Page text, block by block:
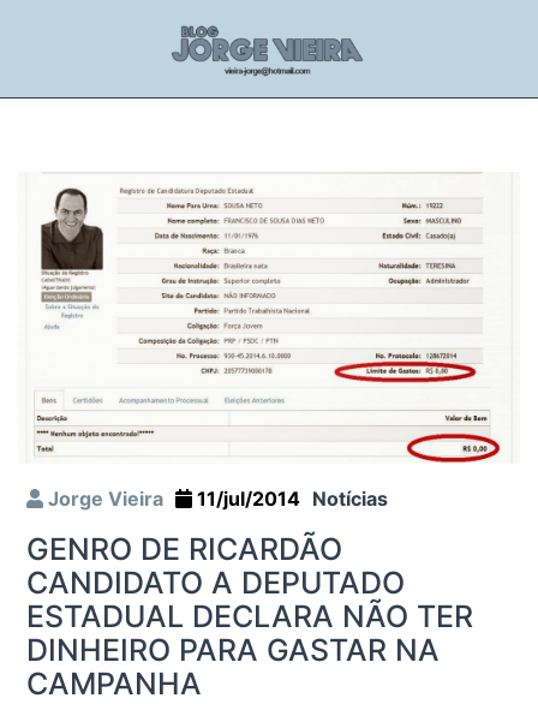
Jorge Vieira 11/jul/2014 Notícias
GENRO DE RICARDÃO
CANDIDATO A DEPUTADO
ESTADUAL DECLARA NÃO TER
DINHEIRO PARA GASTAR NA
CAMPANHA